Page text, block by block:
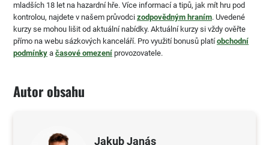
mladších 18 let na hazardní hře. Více informací a tipů, jak mít hru pod
kontrolou, najdete v našem průvodci zodpovědným hraním. Uvedené
kurzy se mohou lišit od aktuální nabídky. Aktuální kurzy si vždy ověřte
přímo na webu sázkových kanceláří. Pro využití bonusů platíobchodní
podmínky a časové omezení provozovatele.
Autor obsahu
Jakub Janás